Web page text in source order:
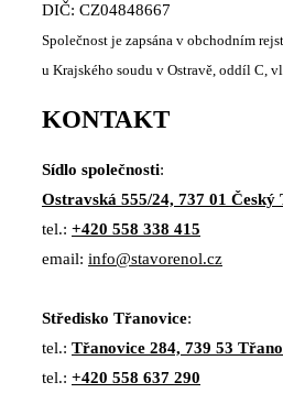
DIČ: CZ04848667
Společnost je zapsána v obchodním
u Krajského soudu v Ostravě, oddíl C,
KONTAKT
Sídlo společnosti:
Ostravská 555/24, 737 01 Český
tel.: +420 558 338 415
email: info@stavorenol.cz
Středisko Třanovice:
tel.: Třanovice 284, 739 53
tel.: +420 558 637 290